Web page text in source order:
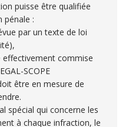
puisse être qualifiée
pénale :
par un texte de loi
effectivement commise
SCOPE
être en mesure de
spécial qui concerne les
à chaque infraction, le